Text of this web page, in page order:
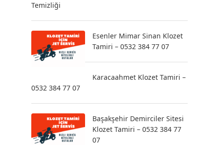
Temizliği
Esenler Mimar Sinan Klozet
Tamiri – 0532 384 77 07
Karacaahmet Klozet Tamiri –
0532 384 77 07
Başakşehir Demirciler Sitesi
Klozet Tamiri – 0532 384 77
07